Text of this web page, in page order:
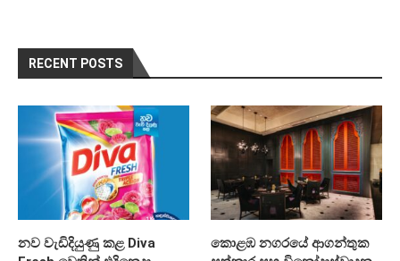
RECENT POSTS
නව වැඩිදියුණු කළ Diva
කොළඹ නගරයේ ආගන්තුක